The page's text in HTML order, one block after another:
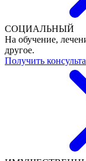
СОЦИАЛЬНЫЙ
На обучение,
другое.
Получить